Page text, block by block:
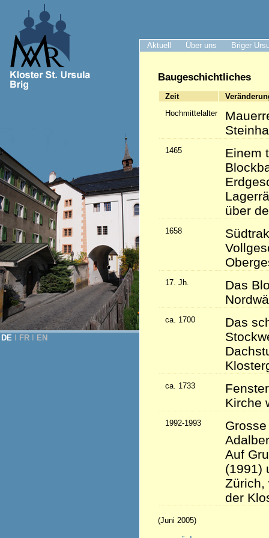
Aktuell Über uns Briger
DE FR EN
Baugeschichtliches
Zeit
Hochmittelalter
1465
Einem
über
1658
17. Jh.
Das
ca. 1700
Das
ca. 1733
Kirche
1992-1993
Auf
(1991)
Zürich,
der
(Juni 2005)